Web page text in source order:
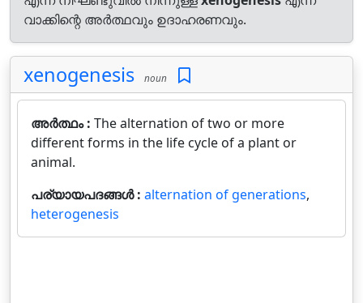
വാക്കിന്റെ അർത്ഥവും ഉദാഹരണവും.
xenogenesis noun
അർത്ഥം : The alternation of two or more
different forms in the life cycle of a plant or
animal.
പര്യായപദങ്ങൾ : alternation of generations,
heterogenesis